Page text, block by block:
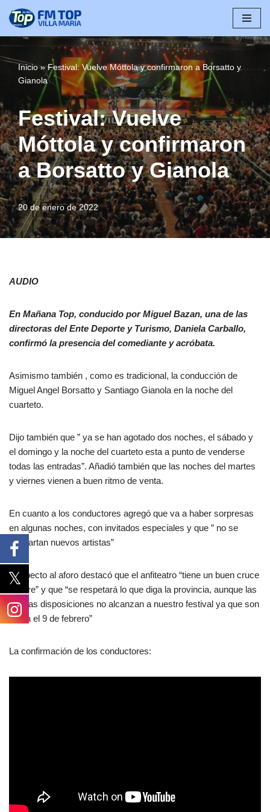
contenido
Inicio»Festival: Vuelve Móttola y confirmaron a Borsatto y
Gianola
Festival: Vuelve
Móttola y confirmaron
a Borsatto y Gianola
20 de enero de 2022
AUDIO
En Mañana Top, conducido por Miguel Bazan, una de las
directoras del Ente Deporte y Turismo, Daniela Carballo,
confirmó la presencia del comediante y acróbata.
Asimismo también , como es tradicional, la conducción de
Miguel Angel Borsatto y Santiago Gianola en la noche del
cuarteto.
Dijo también que ” ya se han agotado dos noches, el sábado y
el domingo y la noche del cuarteto esta a punto de venderse
todas las entradas”. Añadió también que las noches del martes
y viernes vienen a buen ritmo de venta.
En cuanto a los conductores agregó que va a haber sorpresas
en algunas noches, con invitados especiales y que ” no se
descartan nuevos artistas”
Respecto al aforo destacó que el anfiteatro “tiene un buen cruce
de aire” y que “se respetará lo que diga la provincia, aunque las
nuevas disposiciones no alcanzan a nuestro festival ya que son
hasta el 9 de febrero”
La confirmación de los conductores: